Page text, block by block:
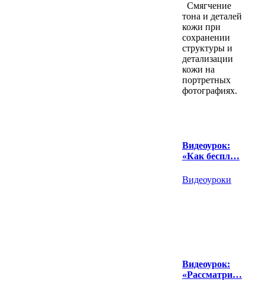
Смягчение
тона и деталей
кожи при
сохранении
структуры и
детализации
кожи на
портретных
фотографиях.
Видеоурок:
«Как беспл…
Видеоуроки
Видеоурок:
«Рассматри…